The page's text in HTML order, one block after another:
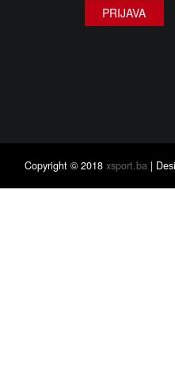
PRIJAVA
Copyright © 2018 xsport.ba |